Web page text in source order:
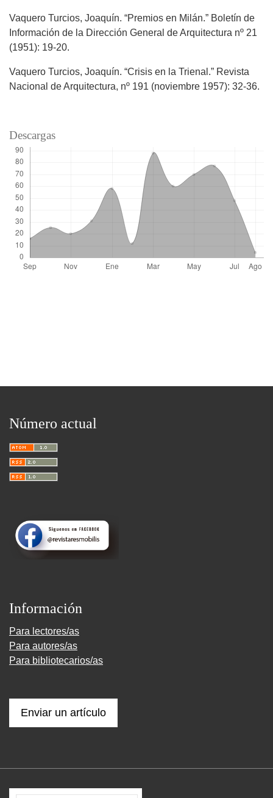
Vaquero Turcios, Joaquín. “Premios en Milán.” Boletín de
Información de la Dirección General de Arquitectura nº 21
(1951): 19-20.
Vaquero Turcios, Joaquín. “Crisis en la Trienal.” Revista
Nacional de Arquitectura, nº 191 (noviembre 1957): 32-36.
Descargas
Número actual
Información
Para lectores/as
Para autores/as
Para bibliotecarios/as
Enviar un artículo